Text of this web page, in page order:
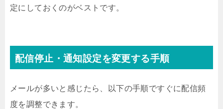
定にしておくのがベストです。
配信停止・通知設定を変更する手順
メールが多いと感じたら、以下の手順ですぐに配信頻
度を調整できます。